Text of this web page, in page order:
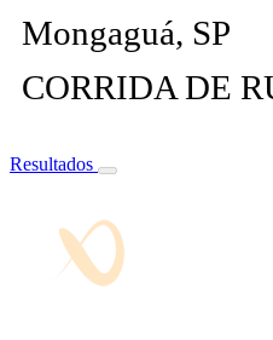
Mongaguá, SP
CORRIDA DE
Resultados